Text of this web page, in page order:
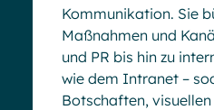
Kommunikation. Sie
Maßnahmen und
und PR bis hin zu
wie dem Intranet –
Botschaften,